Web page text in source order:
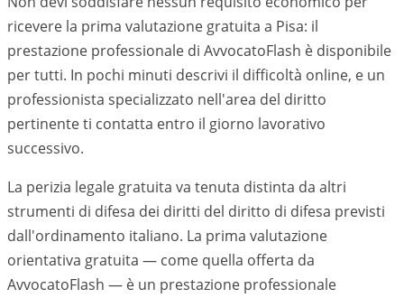
ricevere la prima valutazione gratuita a Pisa: il
prestazione professionale di AvvocatoFlash è disponibile
per tutti. In pochi minuti descrivi il difficoltà online, e un
professionista specializzato nell'area del diritto
pertinente ti contatta entro il giorno lavorativo
successivo.
La perizia legale gratuita va tenuta distinta da altri
strumenti di difesa dei diritti del diritto di difesa previsti
dall'ordinamento italiano. La prima valutazione
orientativa gratuita — come quella offerta da
AvvocatoFlash — è un prestazione professionale